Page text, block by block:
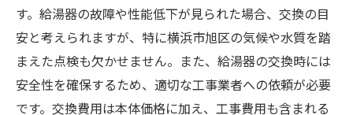
す。給湯器の故障や性能低下が見られた場合、交換の目
安と考えられますが、特に横浜市旭区の気候や水質を踏
まえた点検も欠かせません。また、給湯器の交換時には
安全性を確保するため、適切な工事業者への依頼が必要
です。交換費用は本体価格に加え、工事費用も含まれる